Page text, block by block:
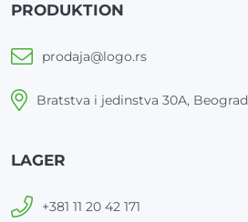
PRODUKTION
prodaja@logo.rs
Bratstva i jedinstva 30A, Beograd
LAGER
+381 11 20 42 171